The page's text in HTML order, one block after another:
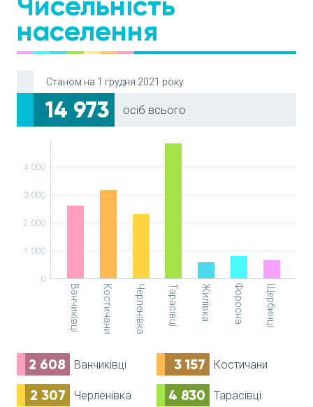
населення
Станом на 1 грудня 2021 року
14 973 осіб всього
0
1 000
2 000
3 000
4 000
Ванчиківці Костичани Черленівка Тарасівці Жилівка Форосна Щербинці
2 608 Ванчиківці 3 157 Костичани
2 307 Черленівка 4 830 Тарасівці